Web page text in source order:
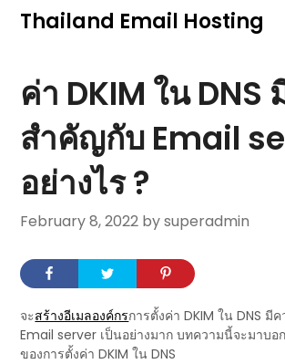
SkipThailand Email Hosting
ค่า DKIM ใน DNS
สำคัญกับ Email
อย่างไร ?
February 8, 2022 by superadmin
จะสร้างอีเมลองค์กรการตั้งค่า DKIM ใน DNS มี
Email server เป็นอย่างมาก บทความนี้จะมาบอ
ของการตั้งค่า DKIM ใน DNS